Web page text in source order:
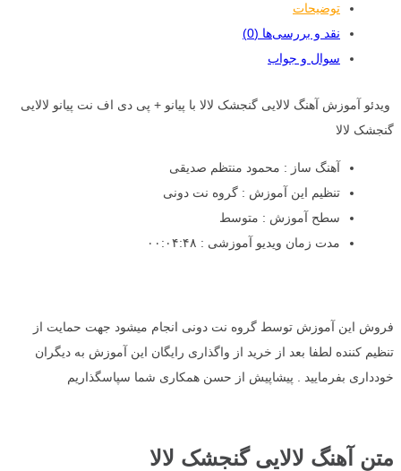
توضیحات
نقد و بررسی‌ها (0)
سوال و جواب
ویدئو آموزش آهنگ لالایی گنجشک لالا با پیانو + پی دی اف نت پیانو لالایی
گنجشک لالا
آهنگ ساز : محمود منتظم صدیقی
تنظیم این آموزش : گروه نت دونی
سطح آموزش : متوسط
مدت زمان ویدیو آموزشی : ۰۰:۰۴:۴۸
فروش این آموزش توسط گروه نت دونی انجام میشود جهت حمایت از
تنظیم کننده لطفا بعد از خرید از واگذاری رایگان این آموزش به دیگران
خودداری بفرمایید . پیشاپیش از حسن همکاری شما سپاسگذاریم
متن آهنگ لالایی گنجشک لالا